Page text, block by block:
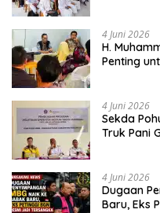
4 Juni 2026
H.
Penting
4 Juni 2026
Sekda
Truk Pani
4 Juni 2026
Dugaan
Baru, Eks